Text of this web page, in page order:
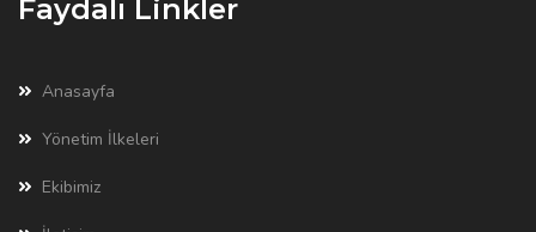
Faydalı Linkler
Anasayfa
Yönetim İlkeleri
Ekibimiz